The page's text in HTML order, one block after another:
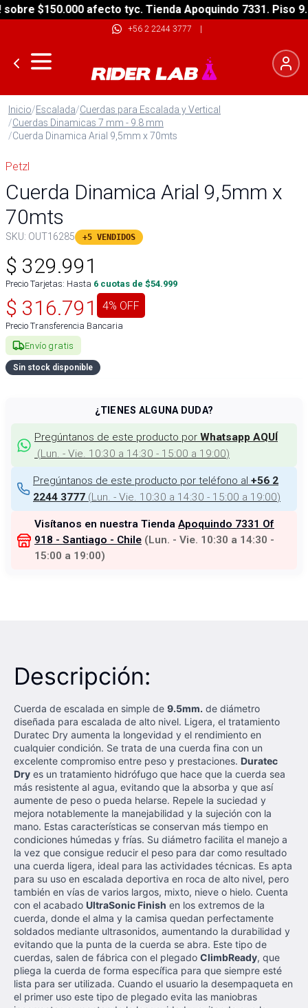
$150.000 afecto tyc. Tienda Apoquindo 7331. Piso 9.
+56 2 2244 3777 |
Inicio/Escalada/Cuerdas para Escalada y Vertical
/Cuerdas Dinamicas 7 mm - 9.8 mm
/Cuerda Dinamica Arial 9,5mm x 70mts
Petzl
Cuerda Dinamica Arial 9,5mm x
70mts
SKU: OUT16285 +5 VENDIDOS
$ 329.991
Precio Tarjetas: Hasta 6 cuotas de $54.999
$ 316.791 4% OFF
Precio Transferencia Bancaria
Envío gratis
Sin stock disponible
¿TIENES ALGUNA DUDA?
Pregúntanos de este producto por Whatsapp AQUÍ
(Lun. - Vie. 10:30 a 14:30 - 15:00 a 19:00)
Pregúntanos de este producto por teléfono al +56 2
2244 3777 (Lun. - Vie. 10:30 a 14:30 - 15:00 a 19:00)
Visítanos en nuestra Tienda Apoquindo 7331 Of
918 - Santiago - Chile (Lun. - Vie. 10:30 a 14:30 -
15:00 a 19:00)
Descripción:
Cuerda de escalada en simple de 9.5mm. de diámetro
diseñada para escalada de alto nivel. Ligera, el tratamiento
Duratec Dry aumenta la longevidad y el rendimiento en
cualquier condición. Se trata de una cuerda fina con un
excelente compromiso entre peso y prestaciones. Duratec
Dry es un tratamiento hidrófugo que hace que la cuerda sea
más resistente al agua, evitando que la absorba y que así
aumente de peso o pueda helarse. Repele la suciedad y
mejora notablemente la manejabilidad y la sujeción con la
mano. Estas características se conservan más tiempo en
condiciones húmedas y frías. Su diámetro facilita el manejo a
la vez que consigue reducir el peso para dar como resultado
una cuerda ligera, ideal para las actividades técnicas. Es apta
para su uso en escalada deportiva en roca de alto nivel, pero
también en vías de varios largos, mixto, nieve o hielo. Cuenta
con el acabado UltraSonic Finish en los extremos de la
cuerda, donde el alma y la camisa quedan perfectamente
soldados mediante ultrasonidos, aumentando la durabilidad y
evitando que la punta de la cuerda se abra. Este tipo de
cuerdas, salen de fábrica con el plegado ClimbReady, que
pliega la cuerda de forma específica para que siempre esté
lista para ser utilizada. Cuando el usuario la desempaqueta en
el primer uso este tipo de plegado evita las maniobras